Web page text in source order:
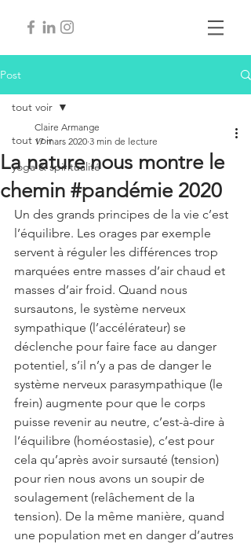
Post
tout voir
yoga & spiritualité
tout voir
La nature nous montre le
chemin #pandémie 2020
Claire Armange
17 mars 2020 3 min de lecture
Un des grands principes de la vie c’est
l’équilibre. Les orages par exemple
servent à réguler les différences trop
marquées entre masses d’air chaud et
masses d’air froid. Quand nous
sursautons, le système nerveux
sympathique (l’accélérateur) se
déclenche pour faire face au danger
potentiel, s’il n’y a pas de danger le
système nerveux parasympathique (le
frein) augmente pour que le corps
puisse revenir au neutre, c’est-à-dire à
l’équilibre (homéostasie), c’est pour
cela qu’après avoir sursauté (tension)
pour rien nous avons un soupir de
soulagement (relâchement de la
tension). De la même manière, quand
une population met en danger d’autres